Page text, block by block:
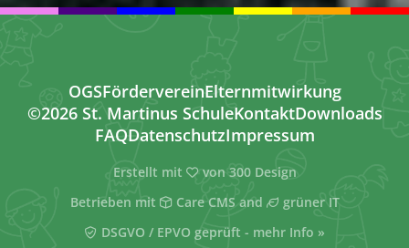
OGSFördervereinElternmitwirkung
©2026 St. Martinus SchuleKontaktDownloads
FAQDatenschutzImpressum
Erstellt mit von 300 Design
Betrieben mit
Care CMS and
grüner IT
DSGVO / EPVO geprüft - mehr Info »